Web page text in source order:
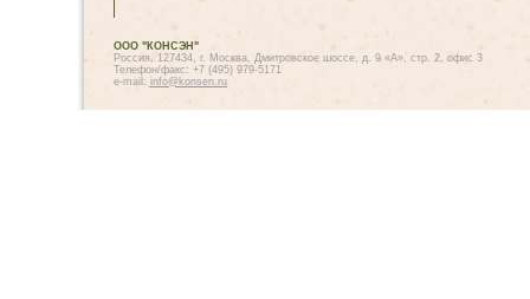
ООО "КОНСЭН"
Россия, 127434, г. Москва, Дмитровское шоссе, д. 9 «А», стр. 2, офис 3
Телефон/факс: +7 (495) 979-5171
e-mail: info@konsen.ru